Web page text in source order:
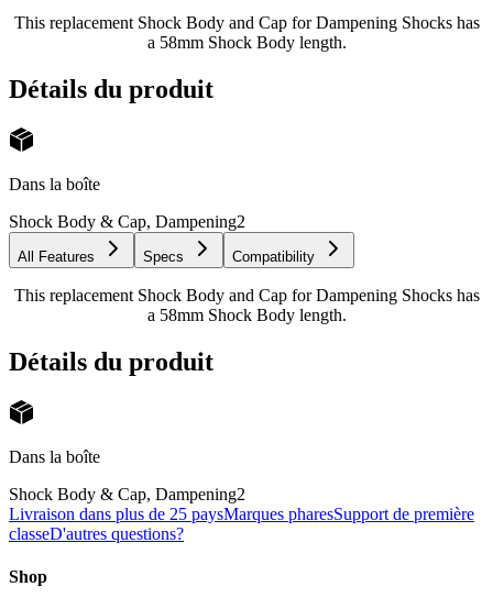
This replacement Shock Body and Cap for Dampening Shocks has
a 58mm Shock Body length.
Détails du produit
Dans la boîte
Shock Body & Cap, Dampening2
All Features Specs Compatibility
This replacement Shock Body and Cap for Dampening Shocks has
a 58mm Shock Body length.
Détails du produit
Dans la boîte
Shock Body & Cap, Dampening2
Livraison dans plus de 25 paysMarques pharesSupport de première
classeD'autres questions?
Shop